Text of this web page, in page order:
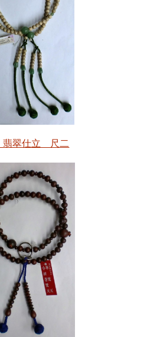
翠仕立 尺二